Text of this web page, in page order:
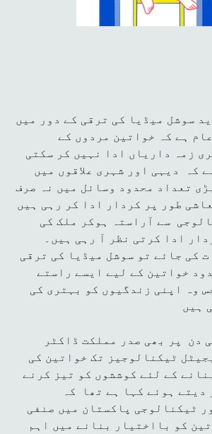
سوشل میڈیا کی ترقی کے دور میں
ہے کہ خواتین مردوں کے
زمہ داریاں ادا نہیں کر سکتی
کہ دیہی اور شہری علاقوں میں
تعداد محدود وسائل میں نہ صرف
طور پر کردار ادا کر رہی ہیں
سے آراستہ ہوکر ملک کی
ادا کرتی نظر آ رہی ہیں۔
کی جائے تو سوشل میڈیا کی ترقی
خواتین کے لیے ایسے راستے
وہ اپنی زندگیوں کو بہتری کی
ہیں
دن پر بھی صدر مملکت ڈاکٹر
ٹیکنالوجیز تک خواتین کی
کے لئے کوششوں کو تیز کرنے
دیتے ہوئے کہا ہے تھا کہ
ٹیکنالوجی پاکستان میں صنفی
کو بااختیار بنانے میں اہم